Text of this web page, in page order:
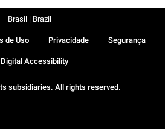
subsidiaries. All rights reserved.
de Uso Privacidade Segurança
Digital Accessibility
Brasil | Brazil